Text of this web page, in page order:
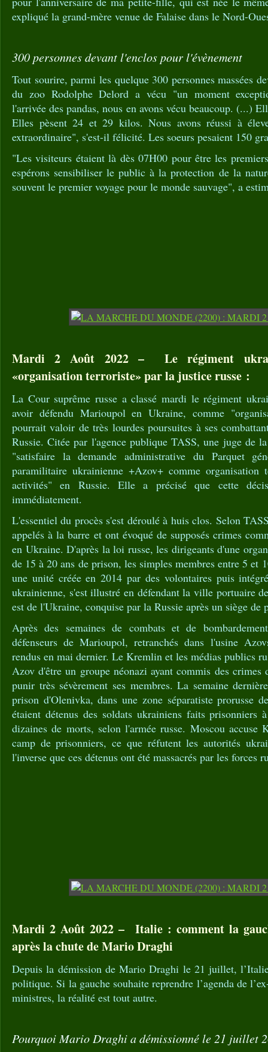
expliqué la grand-mère venue de Falaise dans le Nord-
300 personnes devant l'enclos pour l'évènement
Tout sourire, parmi les quelque 300 personnes massées
du zoo Rodolphe Delord a vécu "un moment
l'arrivée des pandas, nous en avons vécu beaucoup. (...)
Elles pèsent 24 et 29 kilos. Nous avons réussi à
extraordinaire", s'est-il félicité. Les soeurs pesaient 150
"Les visiteurs étaient là dès 07H00 pour être les
espérons sensibiliser le public à la protection de la
souvent le premier voyage pour le monde sauvage", a
Mardi 2 Août 2022 – Le régiment
«organisation terroriste» par la justice russe :
La Cour suprême russe a classé mardi le régiment
avoir défendu Marioupol en Ukraine, comme
pourrait valoir de très lourdes poursuites à ses
Russie. Citée par l'agence publique TASS, une juge de
"satisfaire la demande administrative du Parquet
paramilitaire ukrainienne +Azov+ comme organisation
activités" en Russie. Elle a précisé que cette
immédiatement.
L'essentiel du procès s'est déroulé à huis clos. Selon
appelés à la barre et ont évoqué de supposés crimes
en Ukraine. D'après la loi russe, les dirigeants d'une
de 15 à 20 ans de prison, les simples membres entre 5 et
une unité créée en 2014 par des volontaires puis
ukrainienne, s'est illustré en défendant la ville portuaire
est de l'Ukraine, conquise par la Russie après un siège de
Après des semaines de combats et de
défenseurs de Marioupol, retranchés dans l'usine
rendus en mai dernier. Le Kremlin et les médias publics
Azov d'être un groupe néonazi ayant commis des crimes
punir très sévèrement ses membres. La semaine
prison d'Olenivka, dans une zone séparatiste prorusse
étaient détenus des soldats ukrainiens faits
dizaines de morts, selon l'armée russe. Moscou accuse
camp de prisonniers, ce que réfutent les autorités
l'inverse que ces détenus ont été massacrés par les forces
Mardi 2 Août 2022 – Italie : comment la
après la chute de Mario Draghi
Depuis la démission de Mario Draghi le 21 juillet,
politique. Si la gauche souhaite reprendre l’agenda de
ministres, la réalité est tout autre.
Pourquoi Mario Draghi a démissionné le 21 juillet